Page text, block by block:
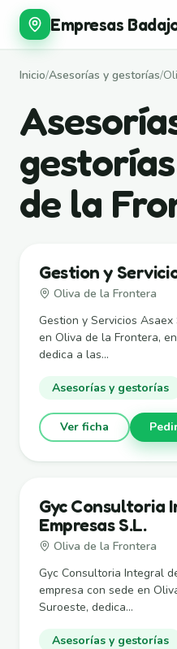
Empresas
Inicio/Asesorías y gestorías/
de la
Gestion y
Oliva de la Frontera
Gestion y Servicios
en Oliva de la Frontera,
dedica a las...
Asesorías y gestorías
Ver ficha
Gyc Consultoria
Empresas S.L.
Oliva de la Frontera
Gyc Consultoria Integral
empresa con sede en
Suroeste, dedica...
Asesorías y gestorías